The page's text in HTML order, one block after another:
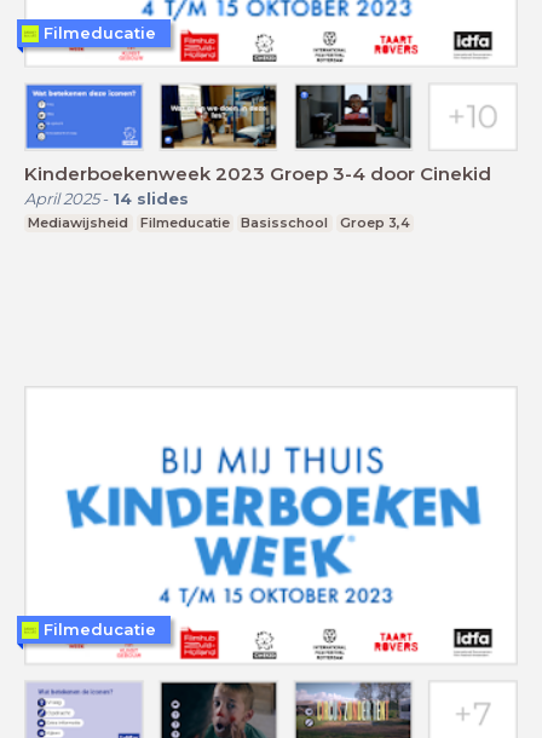
Kinderboekenweek 2023 Groep 3-4 door Cinekid
April 2025- 14 slides
Mediawijsheid Filmeducatie Basisschool Groep 3,4
Filmeducatie
Filmeducatie